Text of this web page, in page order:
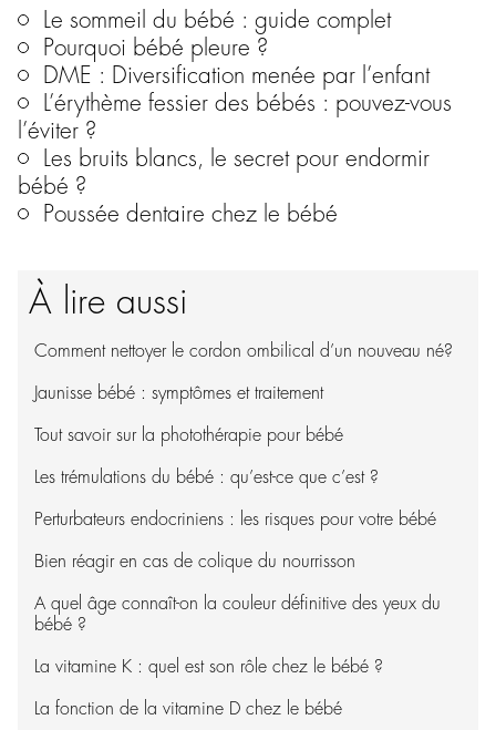
Le sommeil du bébé : guide complet
Pourquoi bébé pleure ?
DME : Diversification menée par l’enfant
L’érythème fessier des bébés : pouvez-vous
l’éviter ?
Les bruits blancs, le secret pour endormir
bébé ?
Poussée dentaire chez le bébé
À lire aussi
Comment nettoyer le cordon ombilical d’un nouveau né?
Jaunisse bébé : symptômes et traitement
Tout savoir sur la photothérapie pour bébé
Les trémulations du bébé : qu’est-ce que c’est ?
Perturbateurs endocriniens : les risques pour votre bébé
Bien réagir en cas de colique du nourrisson
A quel âge connaît-on la couleur définitive des yeux du
bébé ?
La vitamine K : quel est son rôle chez le bébé ?
La fonction de la vitamine D chez le bébé